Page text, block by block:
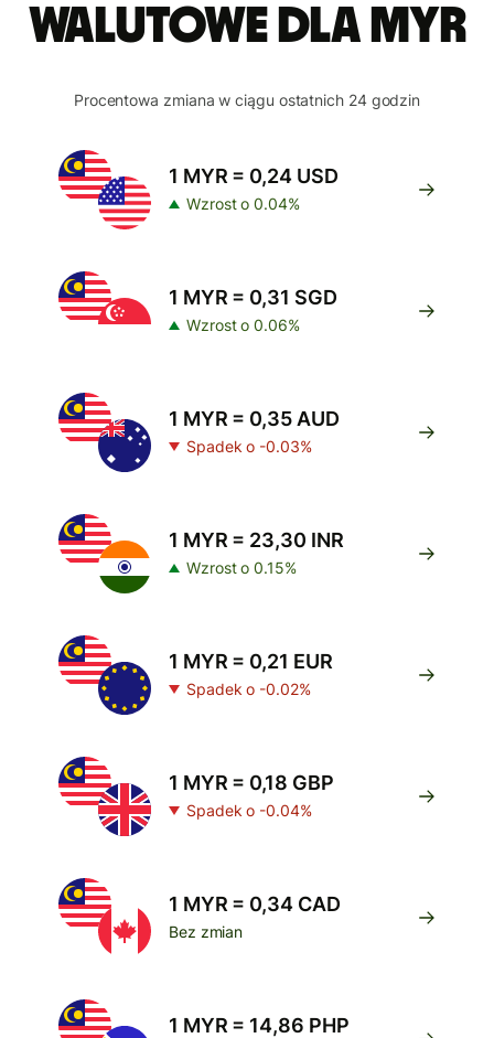
walutowe dla MYR
Procentowa zmiana w ciągu ostatnich 24 godzin
1 MYR = 0,24 USD
Wzrost o 0.04%
1 MYR = 0,31 SGD
Wzrost o 0.06%
1 MYR = 0,35 AUD
Spadek o -0.03%
1 MYR = 23,30 INR
Wzrost o 0.15%
1 MYR = 0,21 EUR
Spadek o -0.02%
1 MYR = 0,18 GBP
Spadek o -0.04%
1 MYR = 0,34 CAD
Bez zmian
1 MYR = 14,86 PHP